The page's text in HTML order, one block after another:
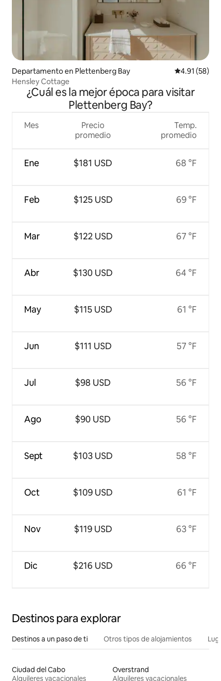
Departamento en Plettenberg Bay Calificación
4.91 (58)
Hensley Cottage
¿Cuál es la mejor época para visitar
Plettenberg Bay?
Mes
Ene
Feb
Mar
Abr
May
Jun
Jul
Ago
Sept
Oct
Nov
Dic
Precio
promedio
$181 USD
$125 USD
$122 USD
$130 USD
$115 USD
$111 USD
$98 USD
$90 USD
$103 USD
$109 USD
$119 USD
$216 USD
Temp.
promedio
68 °F
69 °F
67 °F
64 °F
61 °F
57 °F
56 °F
56 °F
58 °F
61 °F
63 °F
66 °F
Destinos para explorar
Destinos a un paso de ti Otros tipos de alojamientos
Ciudad del Cabo
Alquileres vacacionales
Overstrand
Alquileres vacacionales